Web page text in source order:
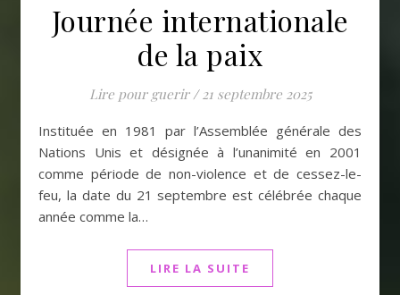
Journée internationale
de la paix
Lire pour guerir / 21 septembre 2025
Instituée en 1981 par l’Assemblée générale des
Nations Unis et désignée à l’unanimité en 2001
comme période de non-violence et de cessez-le-
feu, la date du 21 septembre est célébrée chaque
année comme la…
LIRE LA SUITE